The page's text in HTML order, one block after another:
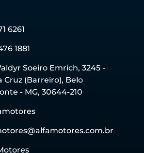
6261
1881
Soeiro Emrich, 3245 -
Cruz (Barreiro), Belo
- MG, 30644-210